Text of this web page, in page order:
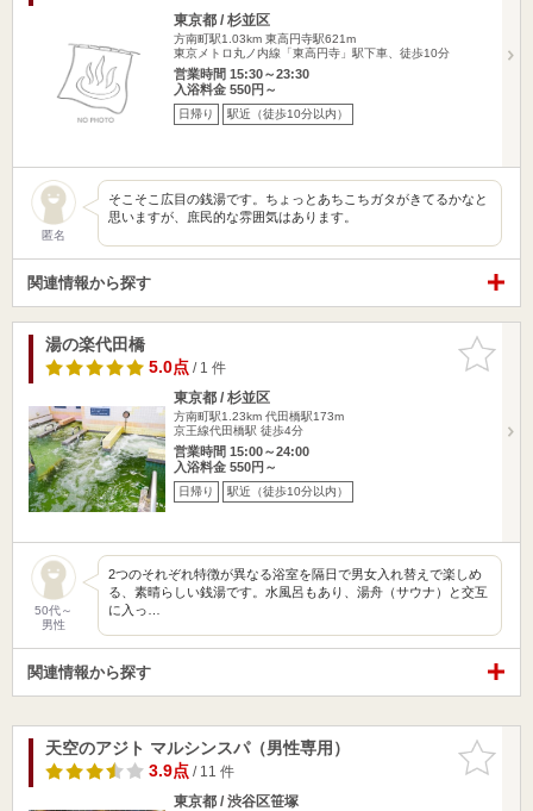
東京都 / 杉並区
方南町駅1.03km 東高円寺駅621m
東京メトロ丸ノ内線「東高円寺」駅下車、徒歩10分
営業時間 15:30～23:30
入浴料金 550円～
日帰り 駅近（徒歩10分以内）
匿名
そこそこ広目の銭湯です。ちょっとあちこちガタがきてるかなと
思いますが、庶民的な雰囲気はあります。
関連情報から探す
お気に入
りに追加
湯の楽代田橋
5.0点/ 1 件
東京都 / 杉並区
方南町駅1.23km 代田橋駅173m
京王線代田橋駅 徒歩4分
営業時間 15:00～24:00
入浴料金 550円～
日帰り 駅近（徒歩10分以内）
50代～
男性
2つのそれぞれ特徴が異なる浴室を隔日で男女入れ替えで楽しめ
る、素晴らしい銭湯です。水風呂もあり、湯舟（サウナ）と交互
に入っ…
関連情報から探す
お気に入
りに追加
天空のアジト マルシンスパ（男性専用）
3.9点/ 11 件
東京都 / 渋谷区笹塚